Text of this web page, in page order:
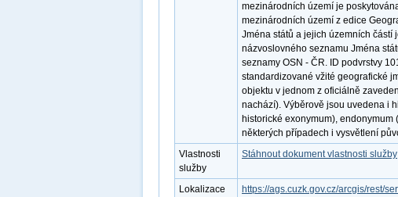
mezinárodních území je
mezinárodních území z edice
Jména států a jejich územních částí
názvoslovného seznamu Jména
seznamy OSN - ČR. ID podvrstvy
standardizované vžité geografické
objektu v jednom z oficiálně
nachází). Výběrově jsou uvedena i
historické exonymum),
některých případech i vysvětlení
Vlastnosti
služby
Stáhnout dokument vlastnosti služby
Lokalizace
https://ags.cuzk.gov.cz/arcgis/rest/